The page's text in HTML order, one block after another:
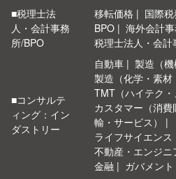
■税理士法
人・会計事務
所/BPO
移転価格 国際税
BPO
海外会計
税理士法人・会
■コンサルテ
ィング：イン
ダストリー
自動車
製造（機
製造（化学・素材
TMT（ハイテク・
カスタマー（消
輸・サービス）
ライフサイエンス
不動産・エンジニ
金融
ガバメン